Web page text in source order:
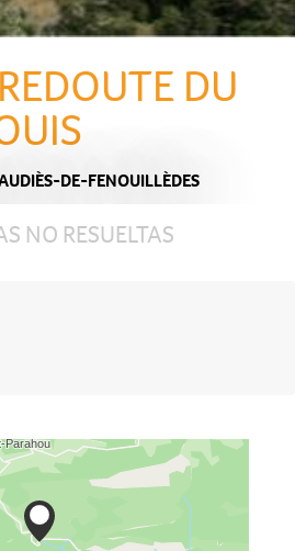
DU
DE-FENOUILLÈDES
NO RESUELTAS